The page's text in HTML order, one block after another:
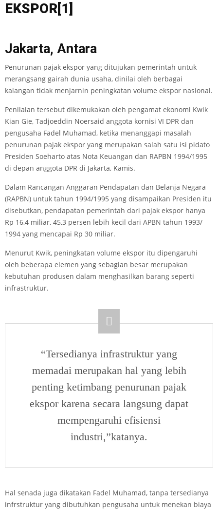
EKSPOR[1]
Jakarta, Antara
Penurunan pajak ekspor yang ditujukan pemerintah untuk
merangsang gairah dunia usaha, dinilai oleh berbagai
kalangan tidak menjarnin peningkatan volume ekspor nasional.
Penilaian tersebut dikemukakan oleh pengamat ekonomi Kwik
Kian Gie, Tadjoeddin Noersaid anggota kornisi VI DPR dan
pengusaha Fadel Muhamad, ketika menanggapi masalah
penurunan pajak ekspor yang merupakan salah satu isi pidato
Presiden Soeharto atas Nota Keuangan dan RAPBN 1994/1995
di depan anggota DPR di Jakarta, Kamis.
Dalam Rancangan Anggaran Pendapatan dan Belanja Negara
(RAPBN) untuk tahun 1994/1995 yang disampaikan Presiden itu
disebutkan, pendapatan pemerintah dari pajak ekspor hanya
Rp 16,4 miliar, 45,3 persen lebih kecil dari APBN tahun 1993/
1994 yang mencapai Rp 30 miliar.
Menurut Kwik, peningkatan volume ekspor itu dipengaruhi
oleh beberapa elemen yang sebagian besar merupakan
kebutuhan produsen dalam menghasilkan barang seperti
infrastruktur.
“Tersedianya infrastruktur yang
memadai merupakan hal yang lebih
penting ketimbang penurunan pajak
ekspor karena secara langsung dapat
mempengaruhi efisiensi
industri,”katanya.
Hal senada juga dikatakan Fadel Muhamad, tanpa tersedianya
infrstruktur yang dibutuhkan pengusaha untuk menekan biaya